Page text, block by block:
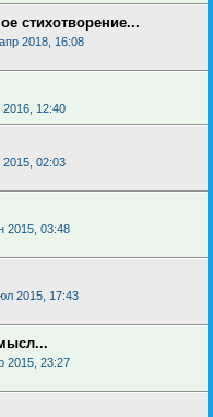
стихотворение...
2018, 16:08
2016, 12:40
2015, 02:03
2015, 03:48
2015, 17:43
2015, 23:27